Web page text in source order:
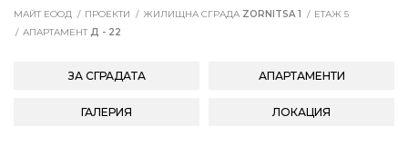
МАЙТ ЕООД ПРОЕКТИ ЖИЛИЩНА СГРАДА ZORNITSA 1
ЕТАЖ 5
АПАРТАМЕНТД - 22
ЗА СГРАДАТА АПАРТАМЕНТИ
ГАЛЕРИЯ ЛОКАЦИЯ